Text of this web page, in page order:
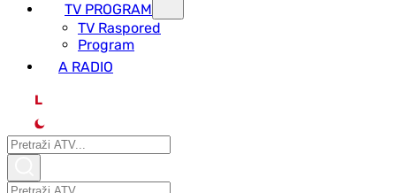
TV PROGRAM
ТV Raspored
Program
A RADIO
L